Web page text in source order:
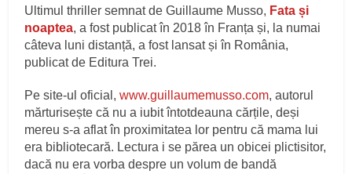
Ultimul thriller semnat de Guillaume Musso, Fata și
noaptea, a fost publicat în 2018 în Franța și, la numai
câteva luni distanță, a fost lansat și în România,
publicat de Editura Trei.
Pe site-ul oficial,www.guillaumemusso.com, autorul
mărturisește că nu a iubit întotdeauna cărțile, deși
mereu s-a aflat în proximitatea lor pentru că mama lui
era bibliotecară. Lectura i se părea un obicei plictisitor,
dacă nu era vorba despre un volum de bandă